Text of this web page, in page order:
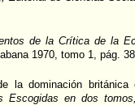
de la Crítica de la
1970, tomo 1, pág.
la dominación
Escogidas en dos